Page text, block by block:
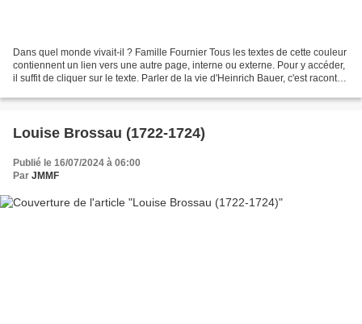
Dans quel monde vivait-il ? Famille Fournier Tous les textes de cette couleur
contiennent un lien vers une autre page, interne ou externe. Pour y accéder,
il suffit de cliquer sur le texte. Parler de la vie d'Heinrich Bauer, c'est raconter
Louise Brossau (1722-1724)
Publié le 16/07/2024 à 06:00
Par JMMF